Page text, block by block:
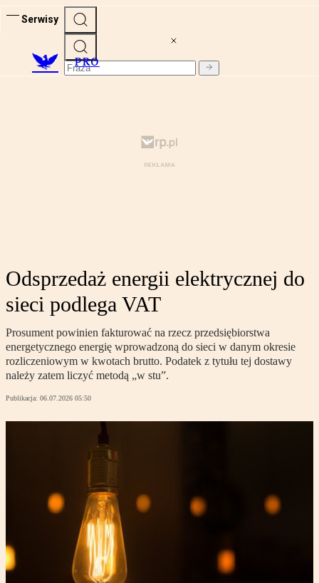
Serwisy
PRO
Odsprzedaż energii elektrycznej do
sieci podlega VAT
Prosument powinien fakturować na rzecz przedsiębiorstwa
energetycznego energię wprowadzoną do sieci w danym okresie
rozliczeniowym w kwotach brutto. Podatek z tytułu tej dostawy
należy zatem liczyć metodą „w stu”.
Publikacja: 06.07.2026 05:50